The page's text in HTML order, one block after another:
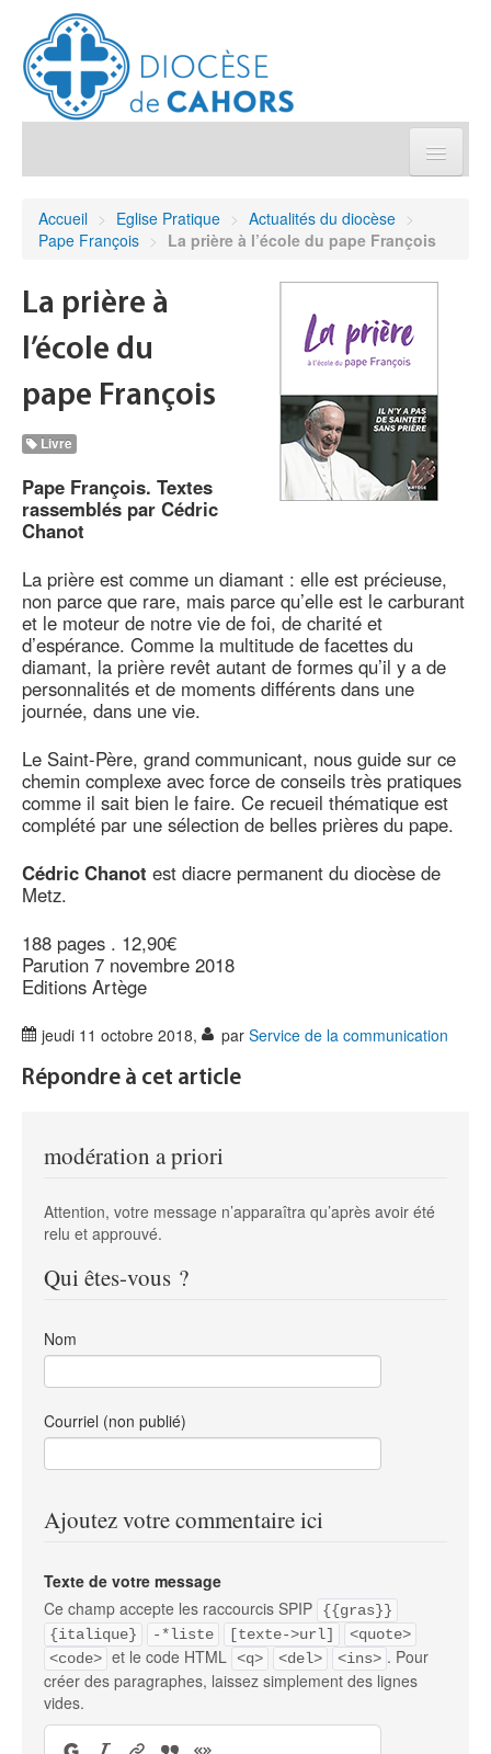
Sanctuaires & Pélerinages
Je donne
Annuaire/Contact
Accueil > Eglise Pratique > Actualités du diocèse >
Pape François > La prière à l’école du pape François
La prière à
l’école du
pape François
Livre
Pape François. Textes
rassemblés par Cédric
Chanot
La prière est comme un diamant : elle est précieuse,
non parce que rare, mais parce qu’elle est le carburant
et le moteur de notre vie de foi, de charité et
d’espérance. Comme la multitude de facettes du
diamant, la prière revêt autant de formes qu’il y a de
personnalités et de moments différents dans une
journée, dans une vie.
Le Saint-Père, grand communicant, nous guide sur ce
chemin complexe avec force de conseils très pratiques
comme il sait bien le faire. Ce recueil thématique est
complété par une sélection de belles prières du pape.
Cédric Chanot est diacre permanent du diocèse de
Metz.
188 pages . 12,90€
Parution 7 novembre 2018
Editions Artège
jeudi 11 octobre 2018, par Service de la communication
Répondre à cet article
modération a priori
Attention, votre message n’apparaîtra qu’après avoir été
relu et approuvé.
Qui êtes-vous ?
Nom
Courriel (non publié)
Ajoutez votre commentaire ici
Texte de votre message
Ce champ accepte les raccourcis SPIP
{{gras}}
{italique}
-*liste [texte->url]
<quote>
<code> et le code HTML <q> <del> <ins> . Pour
créer des paragraphes, laissez simplement des lignes
vides.